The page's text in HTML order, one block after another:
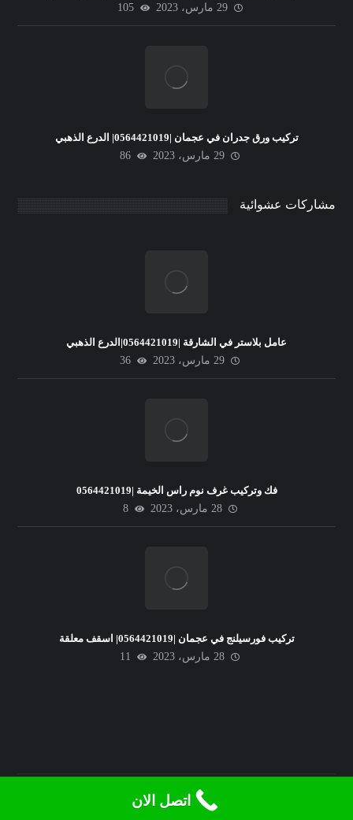
29 مارس، 2023
105
تركيب ورق جدران في عجمان |0564421019| الدرع الذهبي
29 مارس، 2023
86
مشاركات عشوائية
عامل بلاستر في الشارقة |0564421019|الدرع الذهبي
29 مارس، 2023
36
فك وتركيب غرف نوم راس الخيمة |0564421019
28 مارس، 2023
8
تركيب فورسيلنج في عجمان |0564421019| اسقف معلقة
28 مارس، 2023
11
اتصل الان